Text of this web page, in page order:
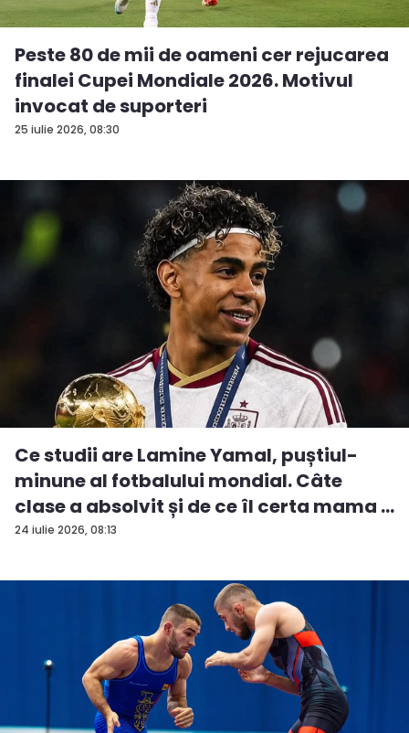
25 iulie 2026, 08:30
Peste 80 de mii de oameni cer rejucarea
finalei Cupei Mondiale 2026. Motivul
invocat de suporteri
24 iulie 2026, 08:13
Ce studii are Lamine Yamal, puștiul-
minune al fotbalului mondial. Câte
clase a absolvit și de ce îl certa mama ...